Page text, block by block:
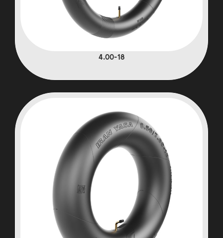
4.00-18